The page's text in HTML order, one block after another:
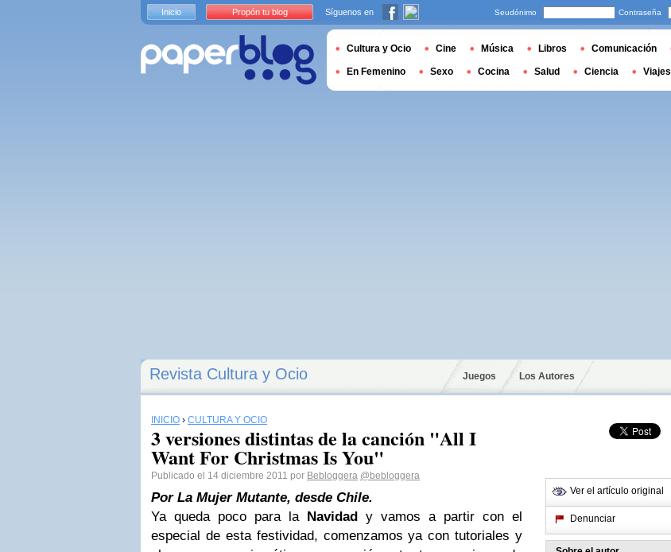
Revista Cultura y Ocio Juegos Los Autores
INICIO › CULTURA Y OCIO
3 versiones distintas de la canción "All I
Want For Christmas Is You"
Publicado el 14 diciembre 2011 por Bebloggera @bebloggera
Por La Mujer Mutante, desde Chile.
Ya queda poco para la Navidad y vamos a partir con el
especial de esta festividad, comenzamos ya con tutoriales y
Ver el artículo original
Denunciar
Inicio Propón tu blog Síguenos en Seudónimo Contraseña
Cultura y Ocio Cine Música Libros Comunicación
En Femenino Sexo Cocina Salud Ciencia Viajes